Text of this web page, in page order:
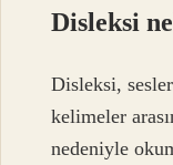
Disleksi
Disleksi,
kelimeler
nedeniyle